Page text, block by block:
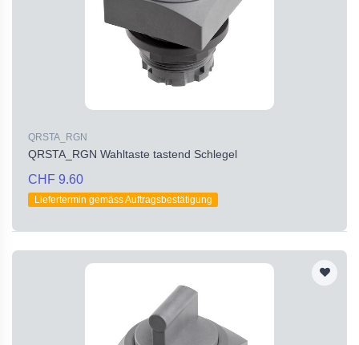
QRSTA_RGN
QRSTA_RGN Wahltaste tastend Schlegel
CHF 9.60
Liefertermin gemäss Auftragsbestätigung